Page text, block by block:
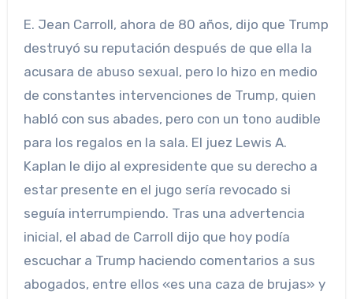
E. Jean Carroll, ahora de 80 años, dijo que Trump
destruyó su reputación después de que ella la
acusara de abuso sexual, pero lo hizo en medio
de constantes intervenciones de Trump, quien
habló con sus abades, pero con un tono audible
para los regalos en la sala. El juez Lewis A.
Kaplan le dijo al expresidente que su derecho a
estar presente en el jugo sería revocado si
seguía interrumpiendo. Tras una advertencia
inicial, el abad de Carroll dijo que hoy podía
escuchar a Trump haciendo comentarios a sus
abogados, entre ellos «es una caza de brujas» y